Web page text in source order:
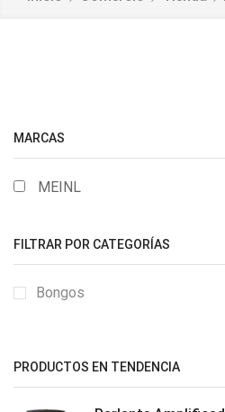
MARCAS
MEINL
FILTRAR POR CATEGORÍAS
Bongos
PRODUCTOS EN TENDENCIA